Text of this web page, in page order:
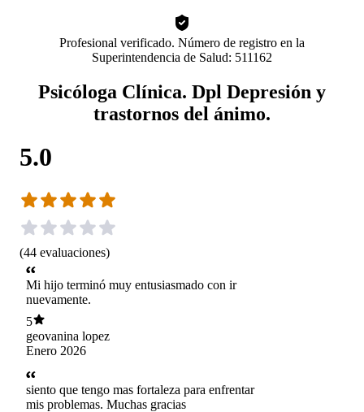
Profesional verificado. Número de registro en la
Superintendencia de Salud: 511162
Psicóloga Clínica. Dpl Depresión y
trastornos del ánimo.
5.0
(44 evaluaciones)
Mi hijo terminó muy entusiasmado con ir
nuevamente.
5
geovanina lopez
Enero 2026
siento que tengo mas fortaleza para enfrentar
mis problemas. Muchas gracias